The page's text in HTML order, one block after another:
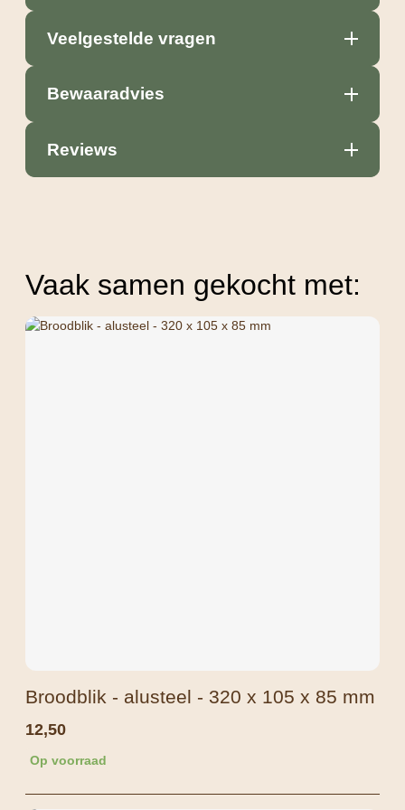
Veelgestelde vragen
Bewaaradvies
Reviews
Vaak samen gekocht met:
Broodblik - alusteel - 320 x 105 x 85 mm
12,50
Op voorraad